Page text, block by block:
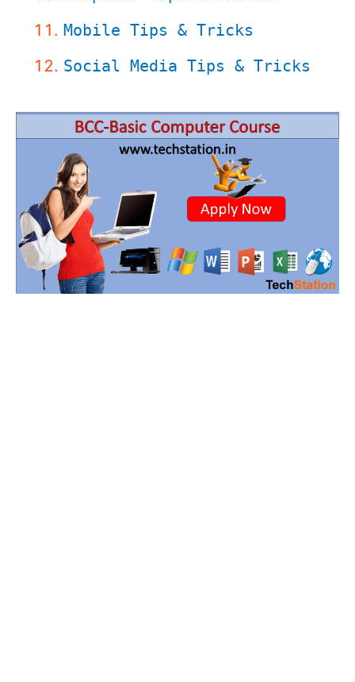
Mobile Tips & Tricks
Social Media Tips & Tricks